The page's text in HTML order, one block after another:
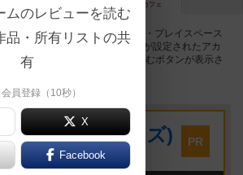
カフェ
とができるボードゲームカフェ・プレイスペース
。公開プロフィールの都道府県が設定されたアカ
同じ都道府県内の店舗に絞り込むボタンが表示さ
:キウイゲームズ)
宮中央2-8-2 永田中央ビル2階
PR
ムのレビューを読む
品・所有リストの共
有
員登録（10秒）
X
Facebook